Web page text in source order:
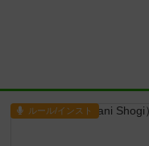
ルール/インスト